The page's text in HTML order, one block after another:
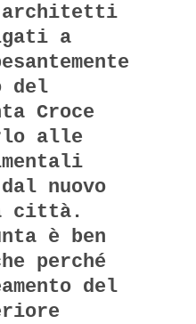
architetti
a
del
Croce
alle
nuovo
città.
è ben
perché
del